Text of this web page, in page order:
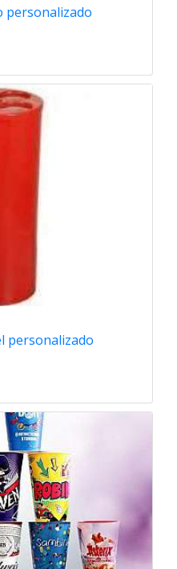
personalizado
personalizado